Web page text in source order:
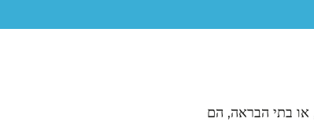
או בתי הבראה, הם